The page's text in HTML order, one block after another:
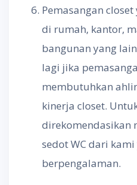
Pemasangan
di rumah, kantor,
bangunan yang
lagi jika
membutuhkan
kinerja closet.
direkomendasikan
sedot WC dari
berpengalaman.